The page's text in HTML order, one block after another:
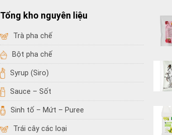
Tổng kho nguyên liệu
Trà pha chế
Bột pha chế
Syrup (Siro)
Sauce – Sốt
Sinh tố – Mứt – Puree
Trái cây các loại